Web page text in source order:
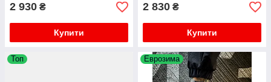
2 930 ₴
Купити
2 830 ₴
Купити
Топ Еврозима